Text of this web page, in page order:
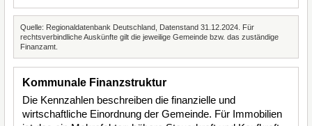
Quelle: Regionaldatenbank Deutschland, Datenstand 31.12.2024. Für
rechtsverbindliche Auskünfte gilt die jeweilige Gemeinde bzw. das zuständige
Finanzamt.
Kommunale Finanzstruktur
Die Kennzahlen beschreiben die finanzielle und
wirtschaftliche Einordnung der Gemeinde. Für Immobilien